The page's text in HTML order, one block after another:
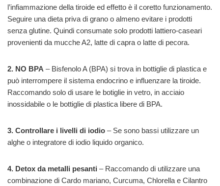
l’infiammazione della tiroide ed effetto è il coretto funzionamento.
Seguire una dieta priva di grano o almeno evitare i prodotti
senza glutine. Quindi consumate solo prodotti lattiero-caseari
provenienti da mucche A2, latte di capra o latte di pecora.
2. NO BPA – Bisfenolo A (BPA) si trova in bottiglie di plastica e
può interrompere il sistema endocrino e influenzare la tiroide.
Raccomando solo di usare le botiglie in vetro, in acciaio
inossidabile o le bottiglie di plastica libere di BPA.
3. Controllare i livelli di iodio – Se sono bassi utilizzare un
alghe o integratore di iodio liquido organico.
4. Detox da metalli pesanti – Raccomando di utilizzare una
combinazione di Cardo mariano, Curcuma, Chlorella e Cilantro